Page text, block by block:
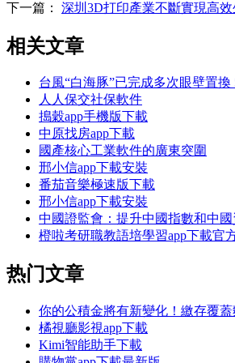
下一篇： 深圳3D打印產業不斷實現高
相关文章
台風“白海豚”已完成多次眼壁置
人人保交社保軟件
搗穀app手機版下載
中原找房app下載
國產核心工業軟件的廣東突圍
邢小信app下載安裝
番茄音樂極速版下載
邢小信app下載安裝
中國證監會：提升中國指數和中
橙啦考研職教語培學習app下載官
热门文章
你的公積金將有新變化！繳存覆
橘視廳影視app下載
Kimi智能助手下載